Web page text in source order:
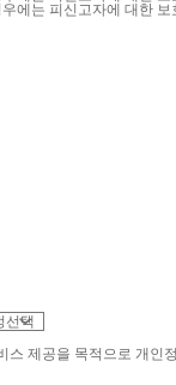
에는 피신고자에 대한 보
제공을 목적으로 개인